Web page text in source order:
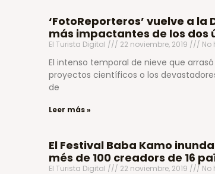
‘FotoReporteros’ vuelve a
más impactantes de los dos
El Turista Digital 22 noviembre, 2019 No
El intenso temporal de nieve que
proyectos científicos o los
de
Leer más »
El Festival Baba Kamo
més de 100 creadors de 16
El Turista Digital 22 noviembre, 2019 No